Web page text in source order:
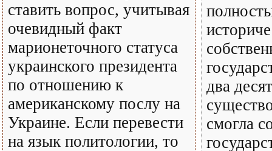
ставить вопрос, учитывая
очевидный факт
марионеточного статуса
украинского президента
по отношению к
американскому послу на
Украине. Если перевести
на язык политологии, то
два
смогла